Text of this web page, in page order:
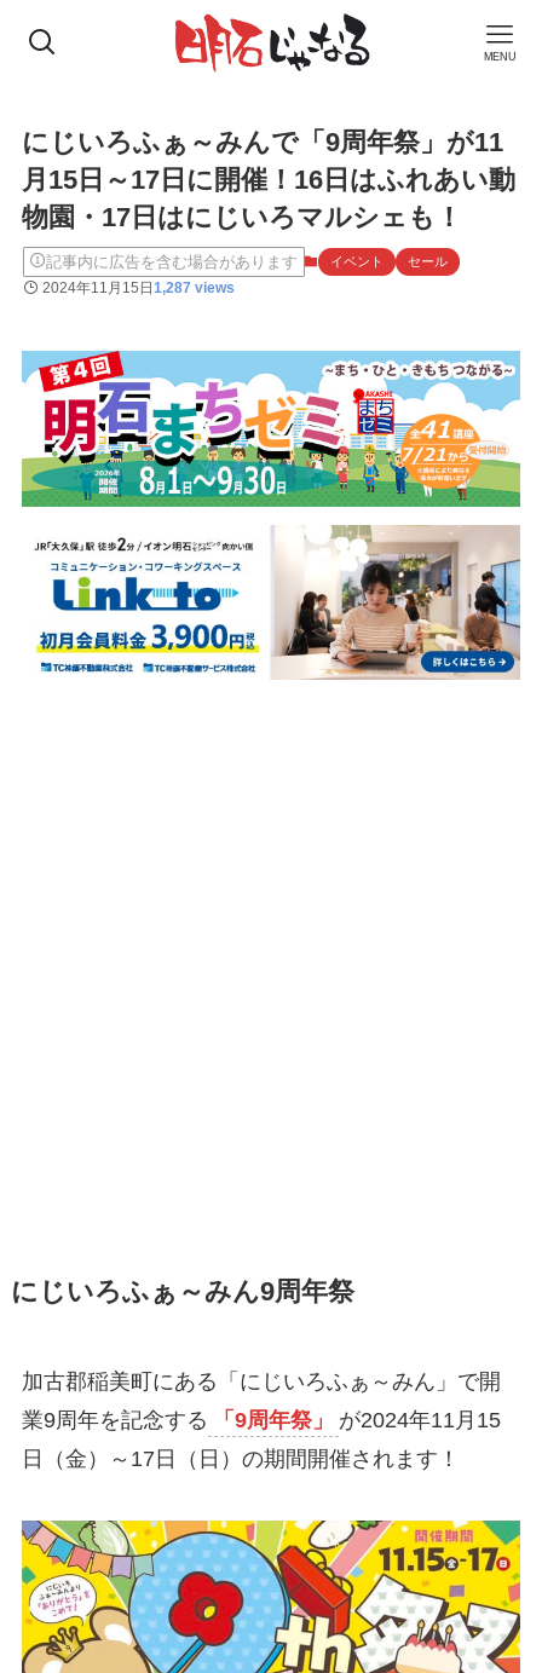
MENU
にじいろふぁ～みんで「9周年祭」が11
月15日～17日に開催！16日はふれあい動
物園・17日はにじいろマルシェも！
記事内に広告を含む場合があります イベント セール
2024年11月15日1,287 views
にじいろふぁ～みん9周年祭
加古郡稲美町にある「にじいろふぁ～みん」で開
業9周年を記念する
「9周年祭」
が2024年11月15
日（金）～17日（日）の期間開催されます！